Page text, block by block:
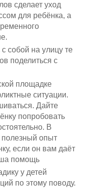
сделает уход
для ребёнка, а
собой на улицу те
поделиться с
площадке
ситуации.
Дайте
попробовать
В
полезный опыт
если он вам даёт
помощь
у детей
по этому поводу.